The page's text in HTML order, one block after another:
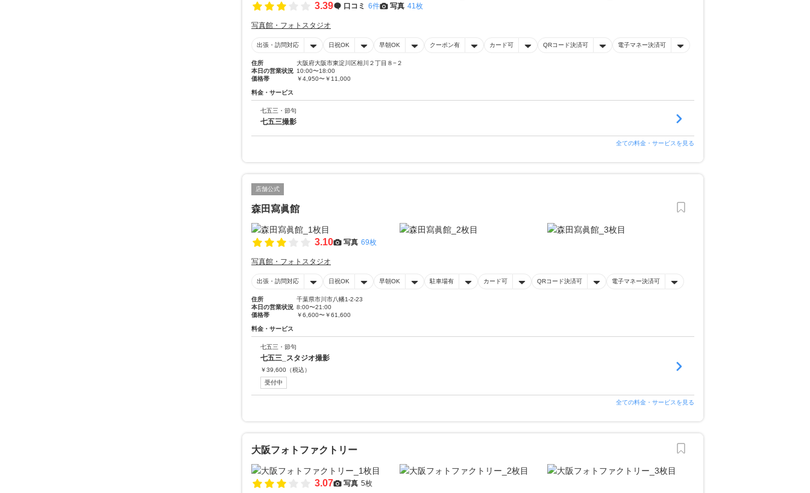
3.39 口コミ 6件 写真 41枚
写真館・フォトスタジオ
出張・訪問対応 日祝OK 早朝OK クーポン有 カード可 QRコード決済可 電子マネー決済可
住所
大阪府大阪市東淀川区相川２丁目８−２
本日の営業状況 10:00〜18:00
価格帯
￥4,950〜￥11,000
料金・サービス
七五三・節句
七五三撮影
全ての料金・サービスを見る
店舗公式
森田寫眞館
3.10 写真 69枚
写真館・フォトスタジオ
出張・訪問対応 日祝OK 早朝OK 駐車場有 カード可 QRコード決済可 電子マネー決済可
住所
千葉県市川市八幡1-2-23
本日の営業状況 8:00〜21:00
価格帯
￥6,600〜￥61,600
料金・サービス
七五三・節句
七五三_スタジオ撮影
￥39,600 （税込）
受付中
全ての料金・サービスを見る
大阪フォトファクトリー
3.07 写真 5枚